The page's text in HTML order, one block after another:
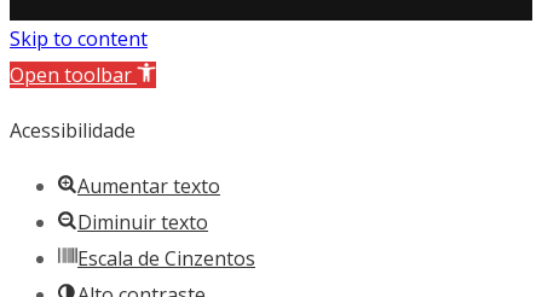
Skip to content
Open toolbar
Acessibilidade
Aumentar texto
Diminuir texto
Escala de Cinzentos